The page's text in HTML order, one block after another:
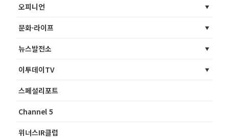
오피니언
문화·라이프
뉴스발전소
이투데이TV
스페셜리포트
Channel 5
위너스IR클럽